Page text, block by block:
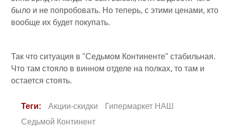
было и не попробовать. Но теперь, с этими ценами, кто
вообще их будет покупать.
Так что ситуация в "Седьмом Континенте" стабильная.
Что там стояло в винном отделе на полках, то там и
остается стоять.
Теги: Акции-скидки
Гипермаркет НАШ
Седьмой Континент